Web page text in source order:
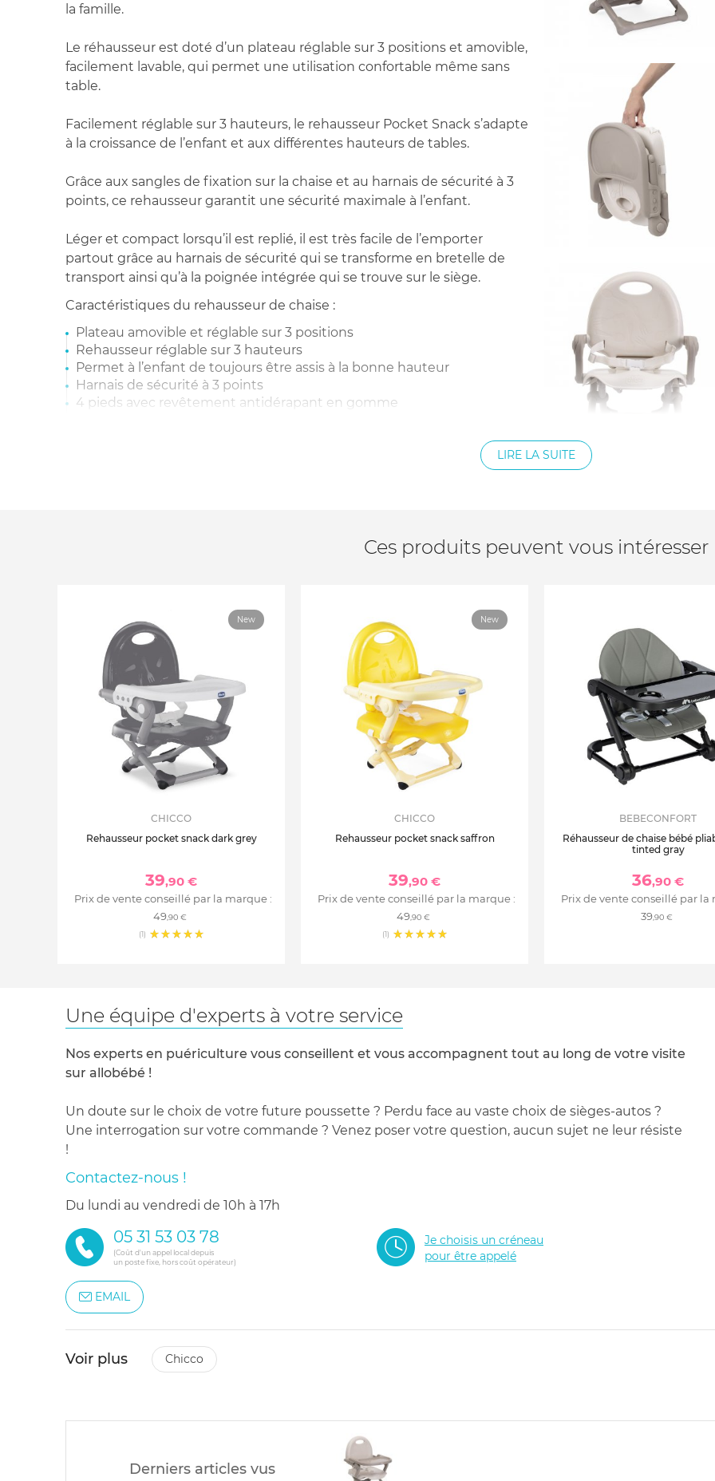
la famille.
Le réhausseur est doté d’un plateau réglable sur 3 positions et amovible,
facilement lavable, qui permet une utilisation confortable même sans
table.
Facilement réglable sur 3 hauteurs, le rehausseur Pocket Snack s’adapte
à la croissance de l’enfant et aux différentes hauteurs de tables.
Grâce aux sangles de fixation sur la chaise et au harnais de sécurité à 3
points, ce rehausseur garantit une sécurité maximale à l’enfant.
Léger et compact lorsqu’il est replié, il est très facile de l’emporter
partout grâce au harnais de sécurité qui se transforme en bretelle de
transport ainsi qu’à la poignée intégrée qui se trouve sur le siège.
Caractéristiques du rehausseur de chaise :
Plateau amovible et réglable sur 3 positions
Rehausseur réglable sur 3 hauteurs
Permet à l’enfant de toujours être assis à la bonne hauteur
Harnais de sécurité à 3 points
4 pieds avec revêtement antidérapant en gomme
LIRE LA SUITE
Ces produits peuvent vous intéresser
New
CHICCO
Rehausseur pocket snack dark grey
39,90 €
Prix de vente conseillé par la marque :
49,90 €
(1)
New
CHICCO
Rehausseur pocket snack saffron
39,90 €
Prix de vente conseillé par la marque :
49,90 €
(1)
BEBECONFORT
Réhausseur de chaise bébé
tinted gray
36,90 €
Prix de vente conseillé par la
39,90 €
Une équipe d'experts à votre service
Nos experts en puériculture vous conseillent et vous accompagnent tout au long de votre visite
sur allobébé !
Un doute sur le choix de votre future poussette ? Perdu face au vaste choix de sièges-autos ?
Une interrogation sur votre commande ? Venez poser votre question, aucun sujet ne leur résiste
!
Contactez-nous !
du lundi au vendredi de 10h à 17h
05 31 53 03 78
(Coût d'un appel local depuis
un poste fixe, hors coût opérateur)
Je choisis un créneau
pour être appelé
EMAIL
Voir plus chicco
Derniers articles vus